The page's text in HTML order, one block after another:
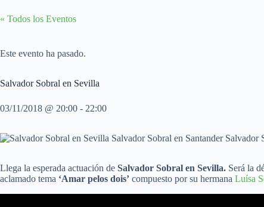
« Todos los Eventos
Este evento ha pasado.
Salvador Sobral en Sevilla
03/11/2018 @ 20:00 - 22:00
Llega la esperada actuación de Salvador Sobral en Sevilla. Será la
aclamado tema ‘Amar pelos dois’ compuesto por su hermana Luísa